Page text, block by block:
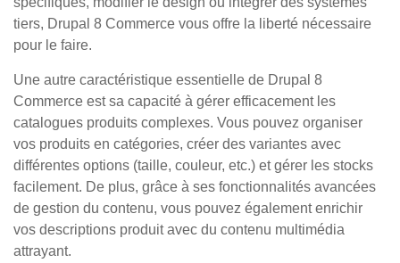
tiers, Drupal 8 Commerce vous offre la liberté nécessaire
pour le faire.
Une autre caractéristique essentielle de Drupal 8
Commerce est sa capacité à gérer efficacement les
catalogues produits complexes. Vous pouvez organiser
vos produits en catégories, créer des variantes avec
différentes options (taille, couleur, etc.) et gérer les stocks
facilement. De plus, grâce à ses fonctionnalités avancées
de gestion du contenu, vous pouvez également enrichir
vos descriptions produit avec du contenu multimédia
attrayant.